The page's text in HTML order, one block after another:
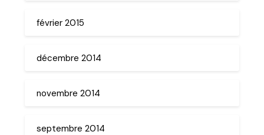
février 2015
décembre 2014
novembre 2014
septembre 2014